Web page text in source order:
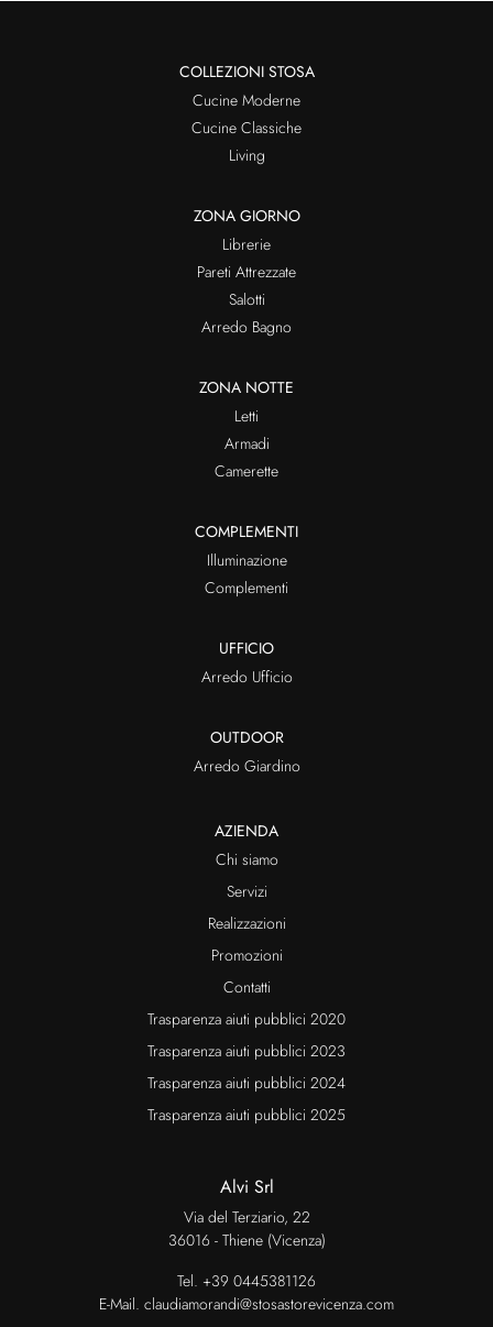
COLLEZIONI STOSA
Cucine Moderne
Cucine Classiche
Living
ZONA GIORNO
Librerie
Pareti Attrezzate
Salotti
Arredo Bagno
ZONA NOTTE
Letti
Armadi
Camerette
COMPLEMENTI
Illuminazione
Complementi
UFFICIO
Arredo Ufficio
OUTDOOR
Arredo Giardino
AZIENDA
Chi siamo
Servizi
Realizzazioni
Promozioni
Contatti
Trasparenza aiuti pubblici 2020
Trasparenza aiuti pubblici 2023
Trasparenza aiuti pubblici 2024
Trasparenza aiuti pubblici 2025
Alvi Srl
Via del Terziario, 22
36016 - Thiene (Vicenza)
Tel. +39 0445381126
E-Mail. claudiamorandi@stosastorevicenza.com